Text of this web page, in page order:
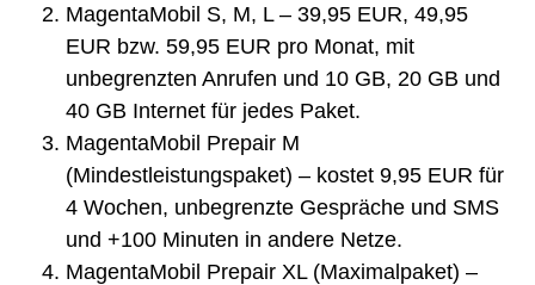
MagentaMobil S, M, L – 39,95 EUR, 49,95
EUR bzw. 59,95 EUR pro Monat, mit
unbegrenzten Anrufen und 10 GB, 20 GB und
40 GB Internet für jedes Paket.
MagentaMobil Prepair M
(Mindestleistungspaket) – kostet 9,95 EUR für
4 Wochen, unbegrenzte Gespräche und SMS
und +100 Minuten in andere Netze.
MagentaMobil Prepair XL (Maximalpaket) –